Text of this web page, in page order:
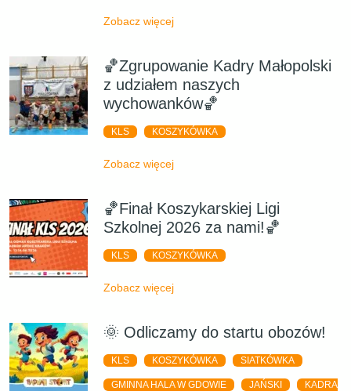
Zobacz więcej
🏀Zgrupowanie Kadry Małopolski
z udziałem naszych
wychowanków🏀
KLS KOSZYKÓWKA
Zobacz więcej
🏀Finał Koszykarskiej Ligi
Szkolnej 2026 za nami!🏀
KLS KOSZYKÓWKA
Zobacz więcej
🌞 Odliczamy do startu obozów!
KLS KOSZYKÓWKA SIATKÓWKA
GMINNA HALA W GDOWIE JAŃSKI KADRA